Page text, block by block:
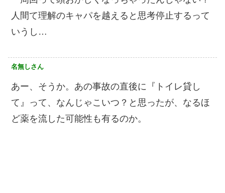
人間て理解のキャパを越えると思考停止するって
いうし…
名無しさん
あー、そうか。あの事故の直後に『トイレ貸し
て』って、なんじゃこいつ？と思ったが、なるほ
ど薬を流した可能性も有るのか。